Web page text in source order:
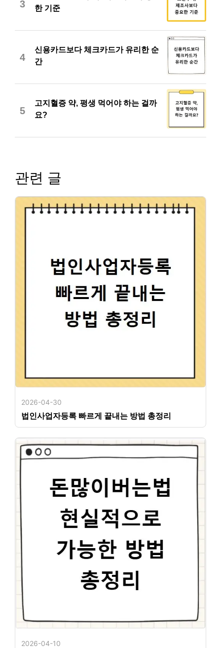
3
한 기준
4
신용카드보다 체크카드가 유리한 순
간
5
고지혈증 약, 평생 먹어야 하는 걸까
요?
관련 글
2026-04-30
법인사업자등록 빠르게 끝내는 방법 총정리
2026-04-10